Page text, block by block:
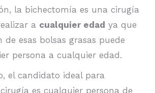
la bichectomía es una cirugía
a cualquier edad ya que
esas bolsas grasas puede
persona a cualquier edad.
el candidato ideal para
es cualquier persona de